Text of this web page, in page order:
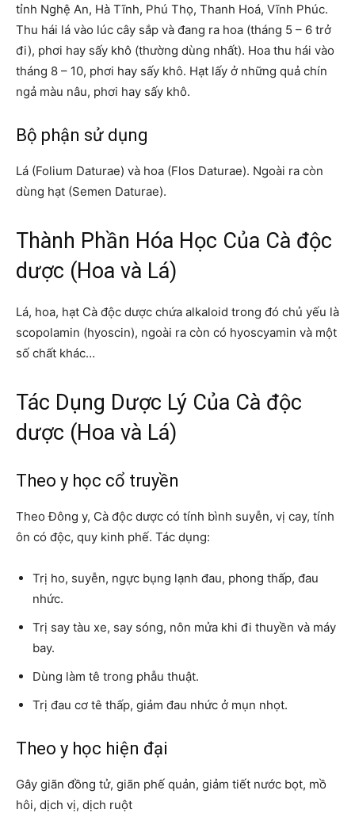
tỉnh Nghệ An, Hà Tĩnh, Phú Thọ, Thanh Hoá, Vĩnh Phúc.
Thu hái lá vào lúc cây sắp và đang ra hoa (tháng 5 – 6 trở
đi), phơi hay sấy khô (thường dùng nhất). Hoa thu hái vào
tháng 8 – 10, phơi hay sấy khô. Hạt lấy ở những quả chín
ngả màu nâu, phơi hay sấy khô.
Bộ phận sử dụng
Lá (Folium Daturae) và hoa (Flos Daturae). Ngoài ra còn
dùng hạt (Semen Daturae).
Thành Phần Hóa Học Của Cà độc
dược (Hoa và Lá)
Lá, hoa, hạt Cà độc dược chứa alkaloid trong đó chủ yếu là
scopolamin (hyoscin), ngoài ra còn có hyoscyamin và một
số chất khác…
Tác Dụng Dược Lý Của Cà độc
dược (Hoa và Lá)
Theo y học cổ truyền
Theo Đông y, Cà độc dược có tính bình suyễn, vị cay, tính
ôn có độc, quy kinh phế. Tác dụng:
Trị ho, suyễn, ngực bụng lạnh đau, phong thấp, đau
nhức.
Trị say tàu xe, say sóng, nôn mửa khi đi thuyền và máy
bay.
Dùng làm tê trong phẫu thuật.
Trị đau cơ tê thấp, giảm đau nhức ở mụn nhọt.
Theo y học hiện đại
Gây giãn đồng tử, giãn phế quản, giảm tiết nước bọt, mồ
hôi, dịch vị, dịch ruột